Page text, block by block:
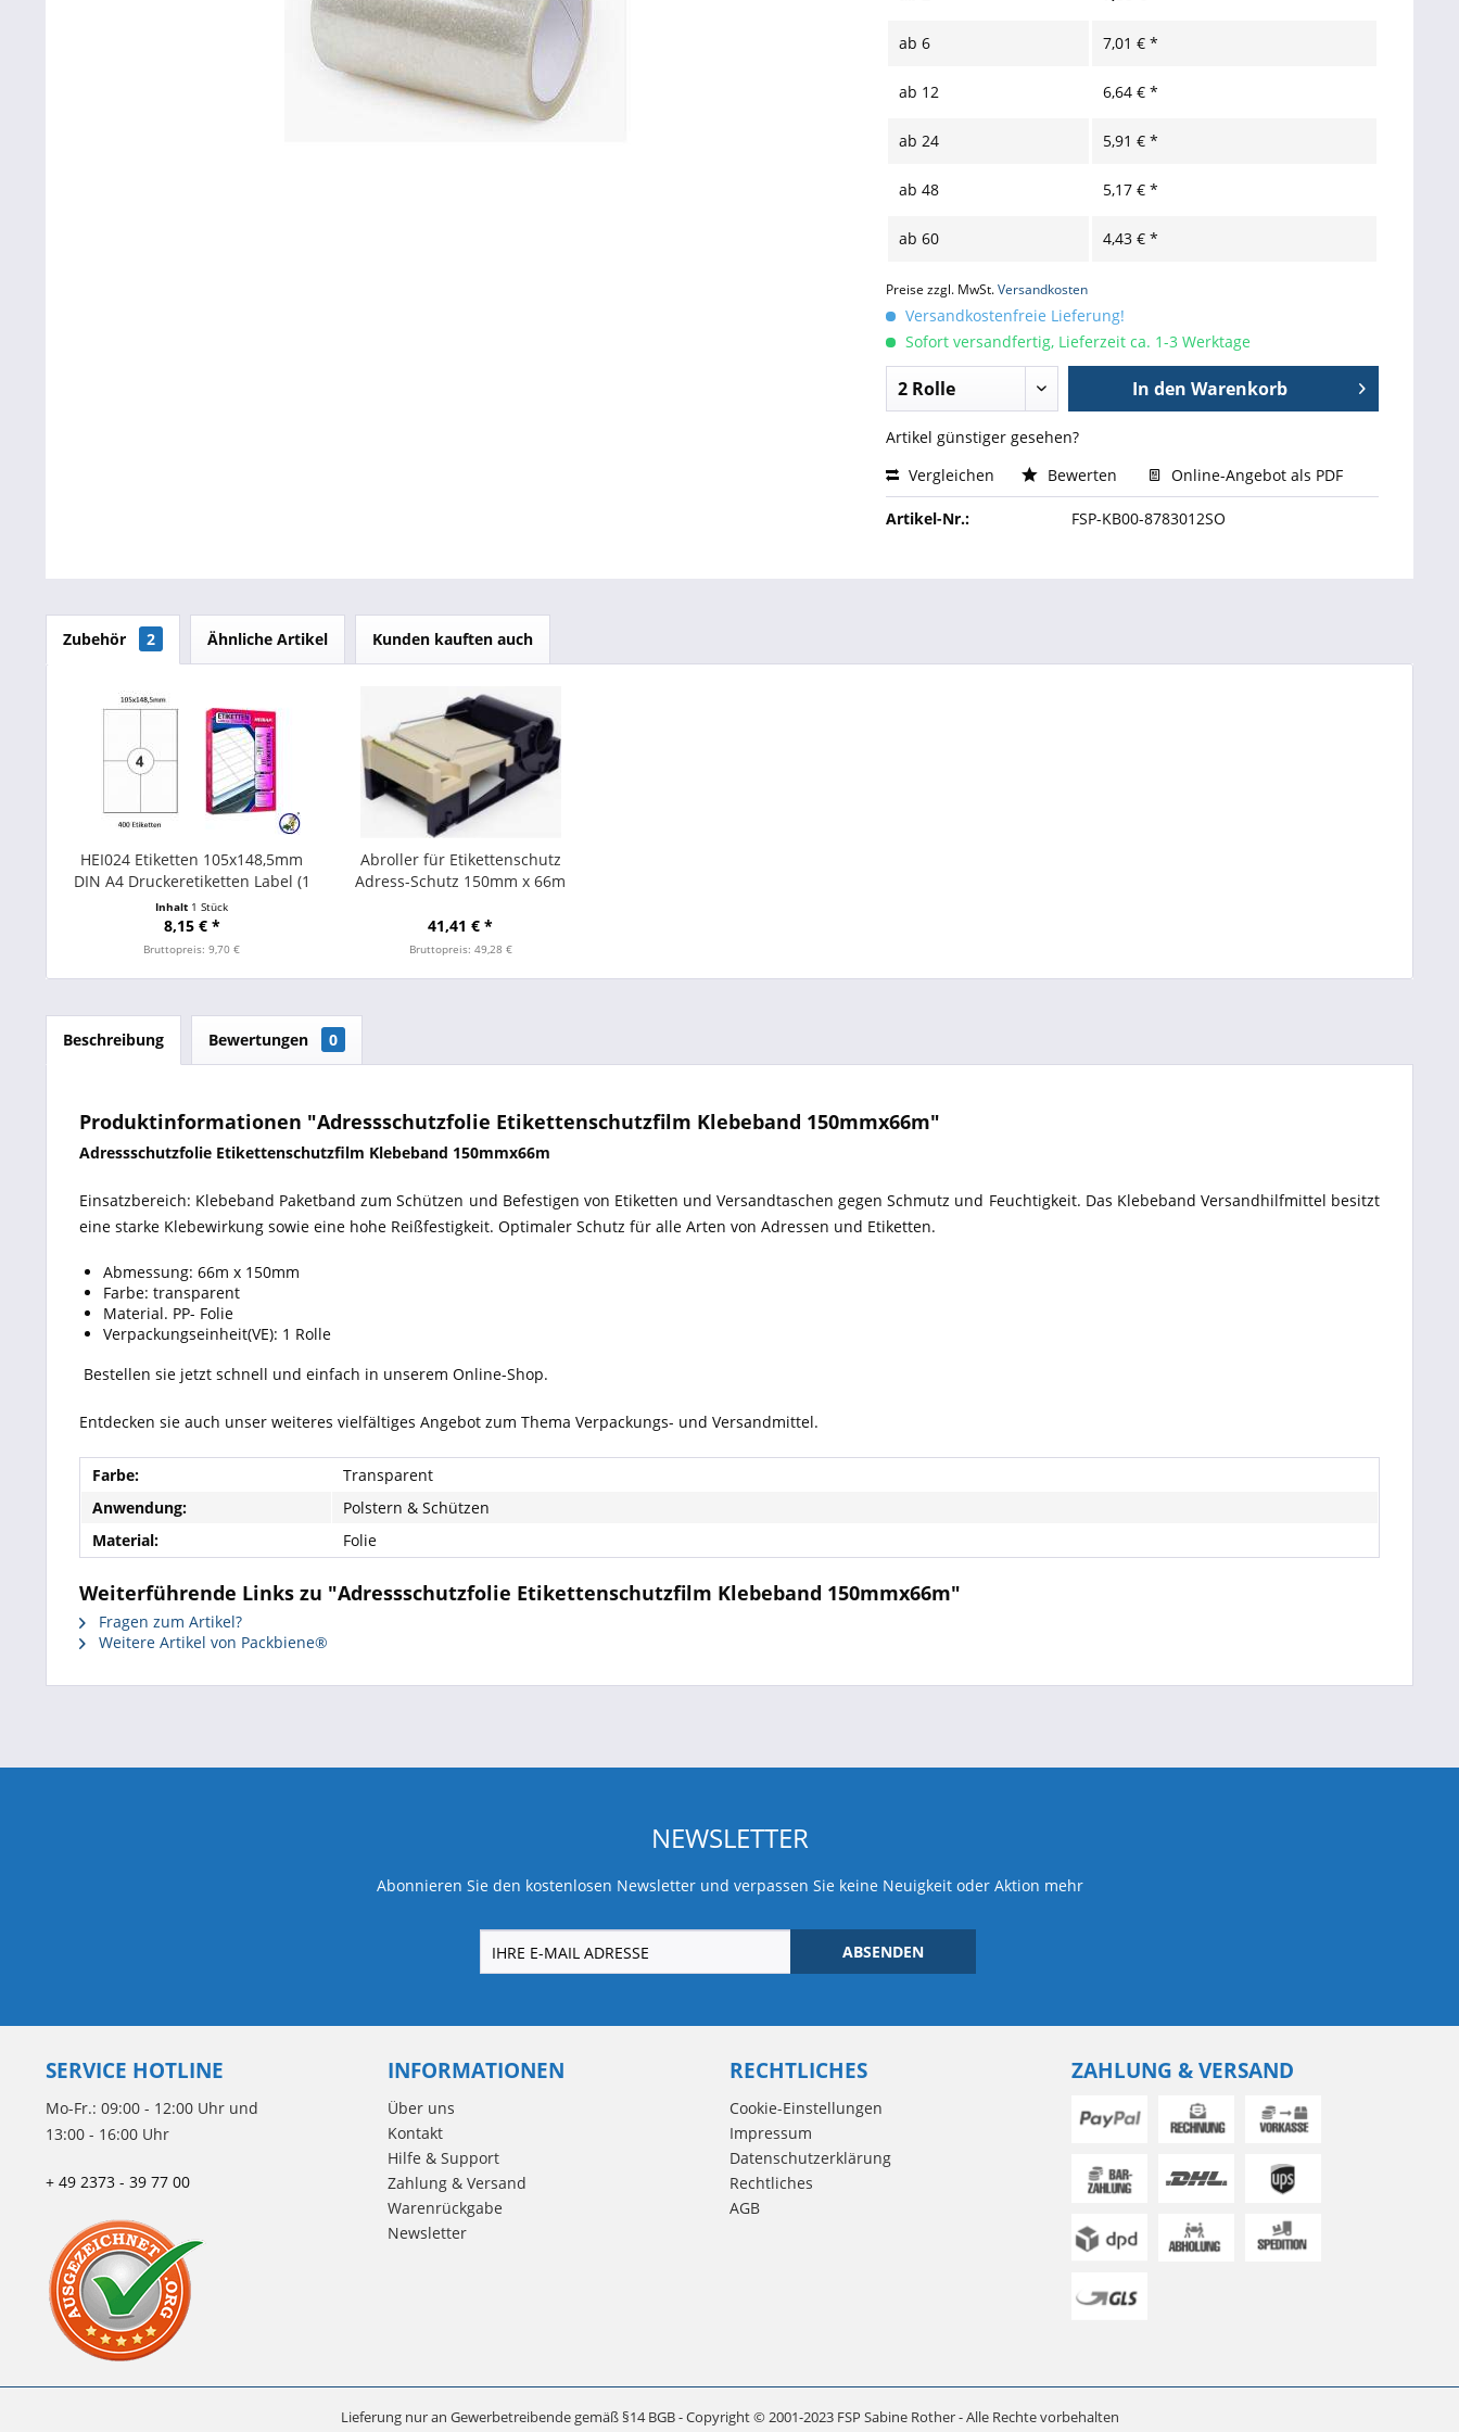
Betriebsausstattung & Lagerausstattung
Tragetaschen & Geschenkverpackungen
ab 6 7,01 € *
ab 12 6,64 € *
ab 24 5,91 € *
ab 48 5,17 € *
ab 60 4,43 € *
Preise zzgl. MwSt.Versandkosten
Versandkostenfreie Lieferung!
Sofort versandfertig, Lieferzeit ca. 1-3 Werktage
In den Warenkorb
Artikel günstiger gesehen?
Vergleichen
Bewerten Online-Angebot als PDF
Artikel-Nr.: FSP-KB00-8783012SO
Zubehör 2 Ähnliche Artikel Kunden kauften auch
HEI024 Etiketten 105x148,5mm
DIN A4 Druckeretiketten Label (1
Pckg. á 100 Blatt)
Inhalt 1 Stück
8,15 € *
Bruttopreis: 9,70 €
Abroller für Etikettenschutz
Adress-Schutz 150mm x 66m
41,41 € *
Bruttopreis: 49,28 €
Beschreibung Bewertungen 0
Produktinformationen "Adressschutzfolie Etikettenschutzfilm Klebeband 150mmx66m"
Adressschutzfolie Etikettenschutzfilm Klebeband 150mmx66m
Einsatzbereich: Klebeband Paketband zum Schützen und Befestigen von Etiketten und Versandtaschen gegen Schmutz und Feuchtigkeit. Das Klebeband Versandhilfmittel besitzt
eine starke Klebewirkung sowie eine hohe Reißfestigkeit. Optimaler Schutz für alle Arten von Adressen und Etiketten.
Abmessung: 66m x 150mm
Farbe: transparent
Material. PP- Folie
Verpackungseinheit(VE): 1 Rolle
Bestellen sie jetzt schnell und einfach in unserem Online-Shop.
Entdecken sie auch unser weiteres vielfältiges Angebot zum Thema Verpackungs- und Versandmittel.
Farbe:
Transparent
Anwendung:
Polstern & Schützen
Material:
Folie
Weiterführende Links zu "Adressschutzfolie Etikettenschutzfilm Klebeband 150mmx66m"
Fragen zum Artikel?
Weitere Artikel von Packbiene®
NEWSLETTER
Abonnieren Sie den kostenlosen Newsletter und verpassen Sie keine Neuigkeit oder Aktion mehr
ABSENDEN
SERVICE HOTLINE
Mo-Fr.: 09:00 - 12:00 Uhr und
13:00 - 16:00 Uhr
+ 49 2373 - 39 77 00
INFORMATIONEN
Über uns
Kontakt
Hilfe & Support
Zahlung & Versand
Warenrückgabe
Newsletter
RECHTLICHES
Cookie-Einstellungen
Impressum
Datenschutzerklärung
Rechtliches
AGB
ZAHLUNG & VERSAND
Lieferung nur an Gewerbetreibende gemäß §14 BGB - Copyright © 2001-2023 FSP Sabine Rother - Alle Rechte vorbehalten